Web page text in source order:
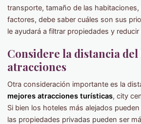
transporte, tamaño de las
factores, debe saber cuáles son sus
le ayudará a filtrar propiedades y
Considere la distancia del
atracciones
Otra consideración importante es la
mejores atracciones turísticas, city
Si bien los hoteles más alejados
las propiedades privadas pueden ser